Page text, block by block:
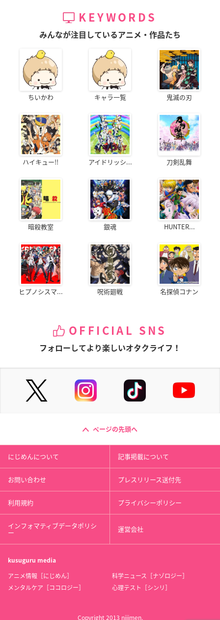
KEYWORDS
みんなが注目しているアニメ・作品たち
ちいかわ キャラ一覧 鬼滅の刃
ハイキュー!! アイドリッシ... 刀剣乱舞
暗殺教室 銀魂 HUNTER...
ヒプノシスマ... 呪術廻戦 名探偵コナン
OFFICIAL SNS
フォローしてより楽しいオタクライフ！
ページの先頭へ
にじめんについて 記事掲載について
お問い合わせ プレスリリース送付先
利用規約 プライバシーポリシー
インフォマティブデータポリシ
ー 運営会社
kusuguru media
アニメ情報［にじめん］
科学ニュース［ナゾロジー］
メンタルケア［ココロジー］
心理テスト［シンリ］
Copyright 2013 nijimen.